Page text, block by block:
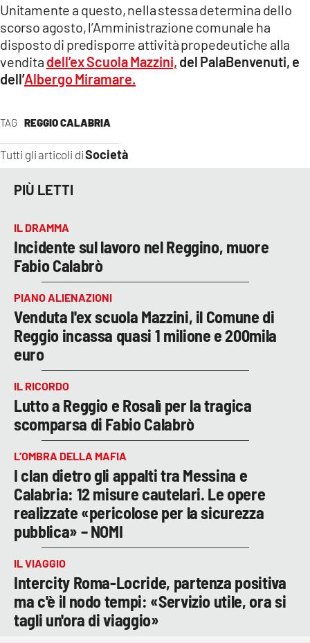
TAG REGGIO CALABRIA
Tutti gli articoli diSocietà
Unitamente a questo, nella stessa determina dello
scorso agosto, l’Amministrazione comunale ha
disposto di predisporre attività propedeutiche alla
vendita dell’ex Scuola Mazzini, del PalaBenvenuti, e
dell’Albergo Miramare.
PIÙ LETTI
IL DRAMMA
Incidente sul lavoro nel Reggino, muore
Fabio Calabrò
PIANO ALIENAZIONI
Venduta l'ex scuola Mazzini, il Comune di
Reggio incassa quasi 1 milione e 200mila
euro
IL RICORDO
Lutto a Reggio e Rosalì per la tragica
scomparsa di Fabio Calabrò
L’OMBRA DELLA MAFIA
I clan dietro gli appalti tra Messina e
Calabria: 12 misure cautelari. Le opere
realizzate «pericolose per la sicurezza
pubblica» – NOMI
IL VIAGGIO
Intercity Roma-Locride, partenza positiva
ma c'è il nodo tempi: «Servizio utile, ora si
tagli un'ora di viaggio»